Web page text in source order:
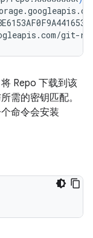
git-
Repo 下载到该
需的密钥匹配。
命令会安装